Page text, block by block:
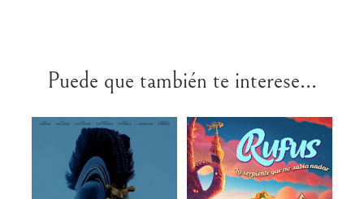
Puede que también te interese...